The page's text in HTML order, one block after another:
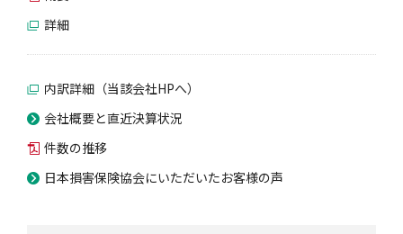
詳細
内訳詳細（当該会社HPへ）
会社概要と直近決算状況
件数の推移
日本損害保険協会にいただいたお客様の声